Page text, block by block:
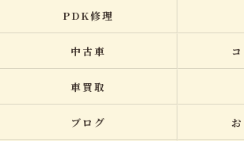
PDK修理
中古車
車買取
ブログ